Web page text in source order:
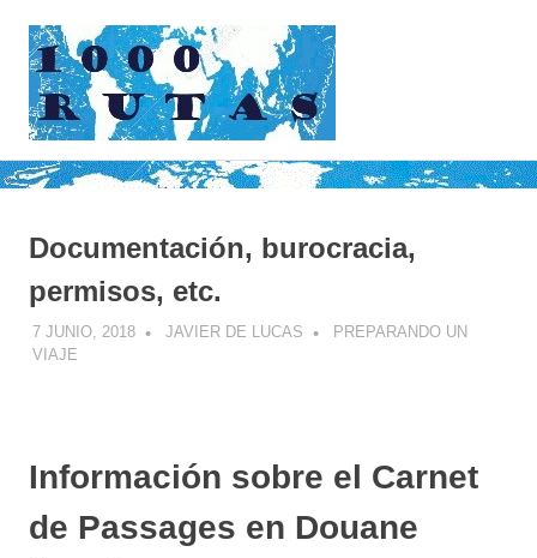
contenido
sobre
Documentación, burocracia,
permisos, etc.
7 JUNIO, 2018 JAVIER DE LUCAS
PREPARANDO UN
VIAJE
Información sobre el Carnet
de Passages en Douane